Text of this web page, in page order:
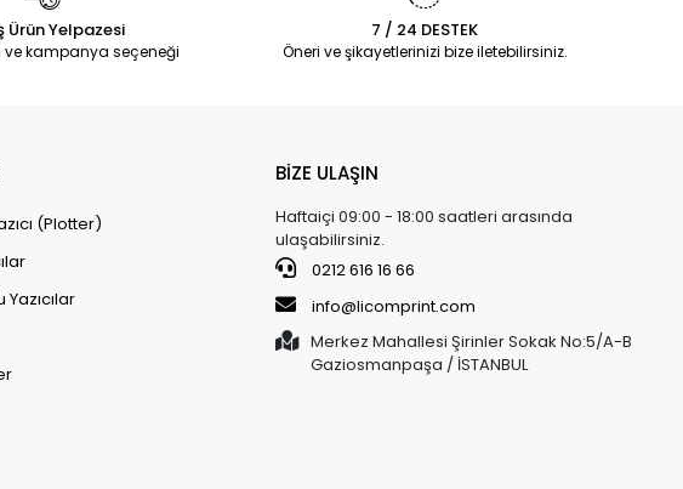
Ürün Yelpazesi
ve kampanya seçeneği
7 / 24 DESTEK
Öneri ve şikayetlerinizi bize iletebilirsiniz.
(Plotter)
BİZE ULAŞIN
Haftaiçi 09:00 - 18:00 saatleri arasında
ulaşabilirsiniz.
0212 616 16 66
info@licomprint.com
Merkez Mahallesi Şirinler Sokak No:5/A-B
Gaziosmanpaşa / İSTANBUL